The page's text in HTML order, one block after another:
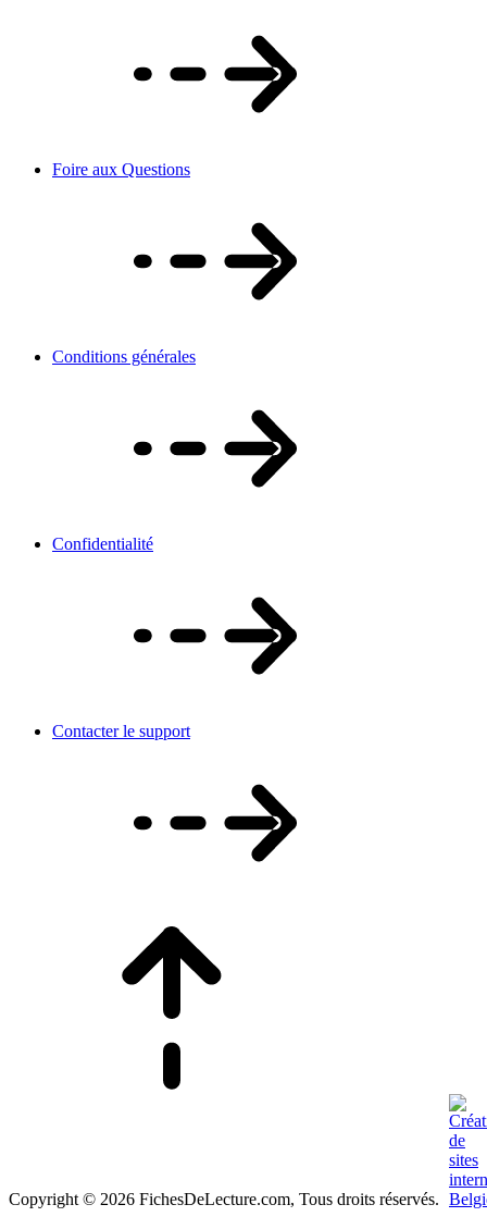
Foire aux Questions
Conditions générales
Confidentialité
Contacter le support
Copyright © 2026 FichesDeLecture.com, Tous droits réservés.